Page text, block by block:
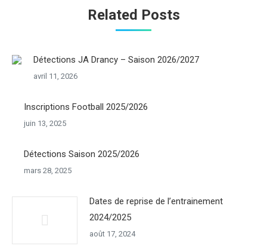
Related Posts
Détections JA Drancy – Saison 2026/2027
avril 11, 2026
Inscriptions Football 2025/2026
juin 13, 2025
Détections Saison 2025/2026
mars 28, 2025
Dates de reprise de l’entrainement
2024/2025
août 17, 2024